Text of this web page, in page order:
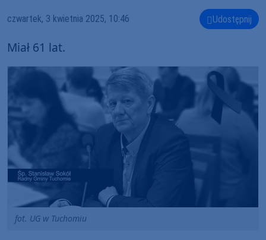
czwartek, 3 kwietnia 2025, 10:46 Udostępnij
Miał 61 lat.
fot. UG w Tuchomiu